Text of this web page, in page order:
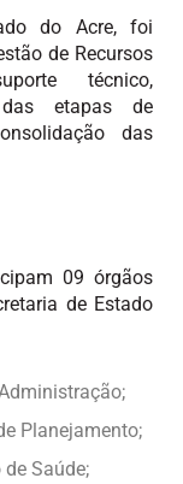
do Acre, foi
de Recursos
técnico,
etapas de
das
09 órgãos
de Estado
Planejamento;
de Saúde;